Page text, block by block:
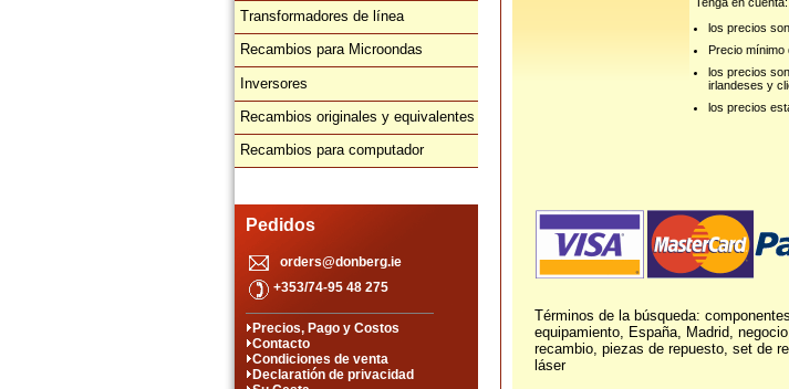
Transformadores de línea
Recambios para Microondas
Inversores
Recambios originales y equivalentes
Recambios para computador
Pedidos
orders@donberg.ie
+353/74-95 48 275
Precios, Pago y Costos
Contacto
Condiciones de venta
Declaratión de privacidad
los precios
Precio mínimo
los precios
irlandeses y
los precios
Términos de la búsqueda:
equipamiento, España, Madrid,
recambio, piezas de repuesto, set de
láser